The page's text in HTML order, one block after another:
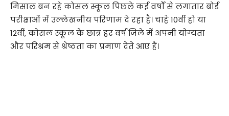
मिसाल बन रहे कोसल स्कूल पिछले कई वर्षों से लगातार बोर्ड
परीक्षाओं में उल्लेखनीय परिणाम दे रहा है। चाहे 10वीं हो या
12वीं, कोसल स्कूल के छात्र हर वर्ष जिले में अपनी योग्यता
और परिश्रम से श्रेष्ठता का प्रमाण देते आए हैं।